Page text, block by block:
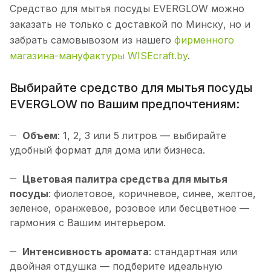
Средство для мытья посуды EVERGLOW можно
заказать не только с доставкой по Минску, но и
забрать самовывозом из нашего фирменного
магазина-мануфактуры WISEcraft.by.
Выбирайте средство для мытья посуды
EVERGLOW по Вашим предпочтениям:
Объем: 1, 2, 3 или 5 литров — выбирайте
удобный формат для дома или бизнеса.
Цветовая палитра средства для мытья
посуды: фиолетовое, коричневое, синее, желтое,
зеленое, оранжевое, розовое или бесцветное —
гармония с Вашим интерьером.
Интенсивность аромата: стандартная или
двойная отдушка — подберите идеальную